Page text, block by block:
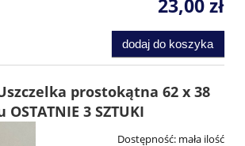
23,00 zł
dodaj do koszyka
prostokątna 62 x 38
3 SZTUKI
Dostępność: mała ilość